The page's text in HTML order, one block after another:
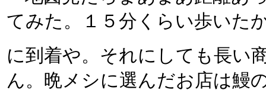
てみた。１５分くらい歩いた
に到着や。それにしても長い
ん。晩メシに選んだお店は